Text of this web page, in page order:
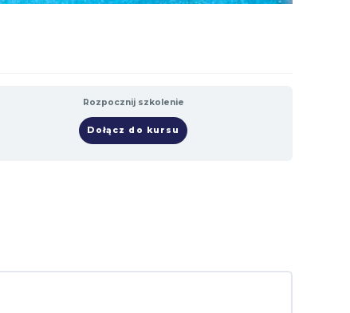
Rozpocznij szkolenie
Dołącz do kursu